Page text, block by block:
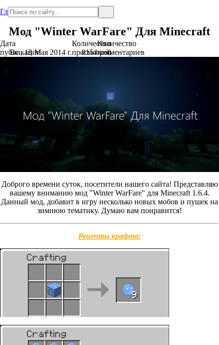
Главная
Мод "Winter WarFare" Для Minecraft
Дата
публикации
Вс., 18 Мая 2014 г.
Количество
просмотров
8154
Количество
комментариев
0
Доброго времени суток, посетители нашего сайта! Представляю
вашему вниманию мод "Winter WarFare" для Minecraft 1.6.4.
Данный мод, добавит в игру несколько новых мобов и пушек на
зимнюю тематику. Думаю вам понравится!
Рецепты крафта: